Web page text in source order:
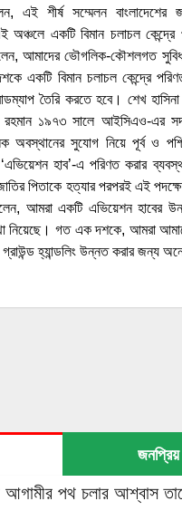
এই শীর্ষ সম্মেলন
একটি বিমান চলাচল কেন্দ্রে
আমাদের ভৌগলিক-কৌশলগত
একটি বিমান চলাচল কেন্দ্রে
তৈরি করতে হবে। শেখ
রহমান ১৯৭৩ সালে আইসিএও-এর
অবস্থানের সুযোগ নিয়ে পূর্ব ও
হাব’-এ পরিণত করার
পিতাকে হত্যার পরপরই এই
আমরা একটি এভিয়েশন হাবের
নিয়েছে। গত এক দশকে, আমরা
গ্রাউন্ড হ্যান্ডলিং উন্নত করার জন্য
জনপ্রিয়
আগামীর পথ চলার আশ্বাস